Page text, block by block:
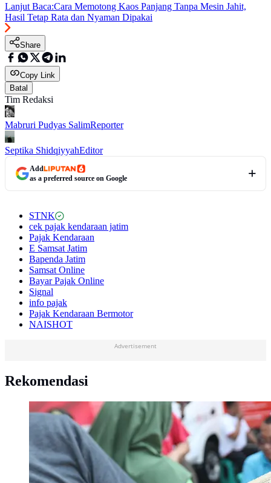
Lanjut Baca:Cara Memotong Kaos Panjang Tanpa Mesin Jahit,
Hasil Tetap Rata dan Nyaman Dipakai
Share
Copy Link
Batal
Tim Redaksi
Mabruri Pudyas SalimReporter
Septika ShidqiyyahEditor
Add
as a preferred source on Google
STNK
cek pajak kendaraan jatim
Pajak Kendaraan
E Samsat Jatim
Bapenda Jatim
Samsat Online
Bayar Pajak Online
Signal
info pajak
Pajak Kendaraan Bermotor
NAISHOT
Advertisement
Rekomendasi